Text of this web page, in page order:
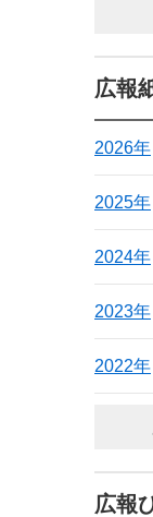
広報
2026年
2025年
2024年
2023年
2022年
広報